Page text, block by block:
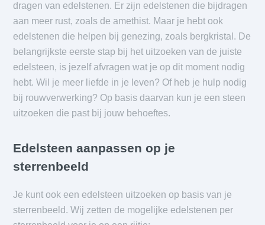
dragen van edelstenen. Er zijn edelstenen die bijdragen
aan meer rust, zoals de amethist. Maar je hebt ook
edelstenen die helpen bij genezing, zoals bergkristal. De
belangrijkste eerste stap bij het uitzoeken van de juiste
edelsteen, is jezelf afvragen wat je op dit moment nodig
hebt. Wil je meer liefde in je leven? Of heb je hulp nodig
bij rouwverwerking? Op basis daarvan kun je een steen
uitzoeken die past bij jouw behoeftes.
Edelsteen aanpassen op je
sterrenbeeld
Je kunt ook een edelsteen uitzoeken op basis van je
sterrenbeeld. Wij zetten de mogelijke edelstenen per